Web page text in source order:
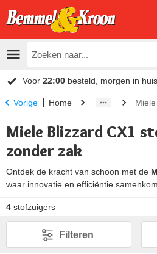
Voor 22:00 besteld, morgen in huis
Vorige Home
Miele Blizzard CX1
zonder zak
Ontdek de kracht van schoon met de
waar innovatie en efficiëntie
stofzuigerserie, ontworpen door Miele,
reinigingskracht en gebruiksgemak.
technologie levert de Blizzard CX1
oppervlakken, terwijl het unieke
4 stofzuigers
Filteren